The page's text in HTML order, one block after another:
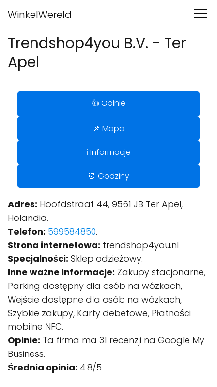
WinkelWereld
Trendshop4you B.V. - Ter
Apel
👍 Opinie
📌 Mapa
ℹ️ Informacje
⏰ Godziny
Adres: Hoofdstraat 44, 9561 JB Ter Apel,
Holandia.
Telefon: 599584850.
Strona internetowa: trendshop4you.nl
Specjalności: Sklep odzieżowy.
Inne ważne informacje: Zakupy stacjonarne,
Parking dostępny dla osób na wózkach,
Wejście dostępne dla osób na wózkach,
Szybkie zakupy, Karty debetowe, Płatności
mobilne NFC.
Opinie: Ta firma ma 31 recenzji na Google My
Business.
Średnia opinia: 4.8/5.